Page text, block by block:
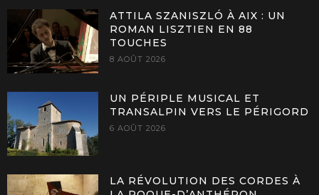
ATTILA SZANISZLÓ À AIX : UN
ROMAN LISZTIEN EN 88
TOUCHES
8 AOÛT 2026
UN PÉRIPLE MUSICAL ET
TRANSALPIN VERS LE PÉRIGORD
6 AOÛT 2026
LA RÉVOLUTION DES CORDES À